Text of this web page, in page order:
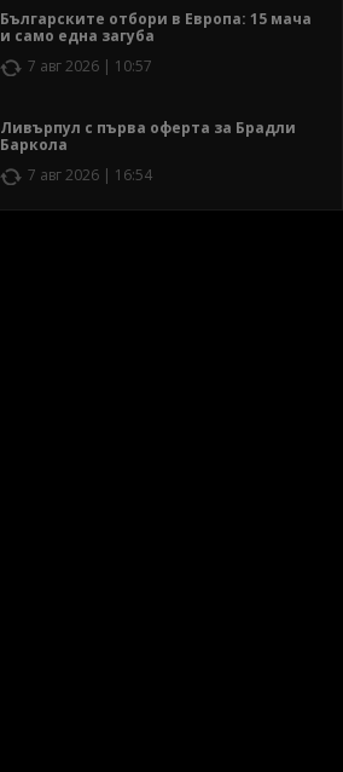
Българските отбори в Европа: 15 мача
и само една загуба
7 авг 2026 | 10:57
Ливърпул с първа оферта за Брадли
Баркола
7 авг 2026 | 16:54